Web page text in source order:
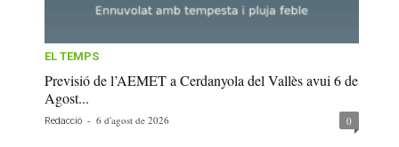
EL TEMPS
Previsió de l’AEMET a Cerdanyola del Vallès avui 6 de
Agost...
Redacció - 6 d'agost de 2026 0